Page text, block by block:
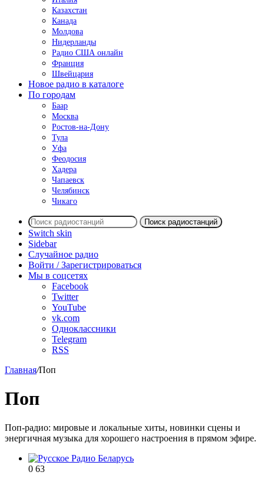
Казахстан
Канада
Молдова
Нидерланды
Радио США онлайн
Франция
Швейцария
Новое радио в каталоге
По городам
Баар
Москва
Ростов-на-Дону
Тула
Уфа
Феодосия
Хадера
Чапаевск
Челябинск
Чикаго
Поиск радиостанций
Switch skin
Sidebar
Случайное радио
Войти / Зарегистрироваться
Мы в соцсетях
Facebook
Twitter
YouTube
vk.com
Одноклассники
Telegram
RSS
Главная/Поп
Поп
Поп-радио: мировые и локальные хиты, новинки сцены и
энергичная музыка для хорошего настроения в прямом эфире.
0 63